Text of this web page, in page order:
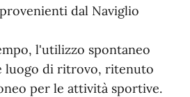
dal Naviglio
l'utilizzo spontaneo
luogo di ritrovo, ritenuto
per le attività sportive.